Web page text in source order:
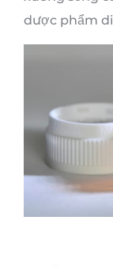
dược phẩm